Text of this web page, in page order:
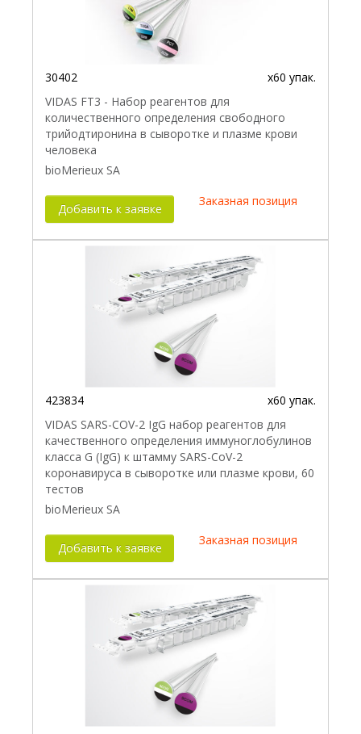
30402
x60 упак.
VIDAS FT3 - Набор реагентов для
количественного определения свободного
трийодтиронина в сыворотке и плазме крови
человека
bioMerieux SA
Добавить к заявке
Заказная позиция
423834
x60 упак.
VIDAS SARS-COV-2 IgG набор реагентов для
качественного определения иммуноглобулинов
класса G (IgG) к штамму SARS-CoV-2
коронавируса в сыворотке или плазме крови, 60
тестов
bioMerieux SA
Добавить к заявке
Заказная позиция